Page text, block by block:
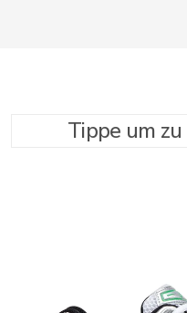
Tippe um zu suchen